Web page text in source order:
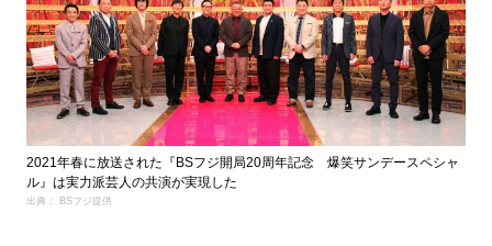
2021年春に放送された『BSフジ開局20周年記念 爆笑サンデースペシャ
ル』は実力派芸人の共演が実現した
出典： BSフジ提供